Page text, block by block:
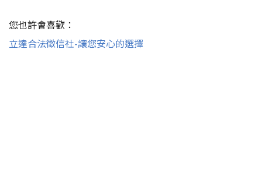
您也許會喜歡：
立達合法徵信社-讓您安心的選擇